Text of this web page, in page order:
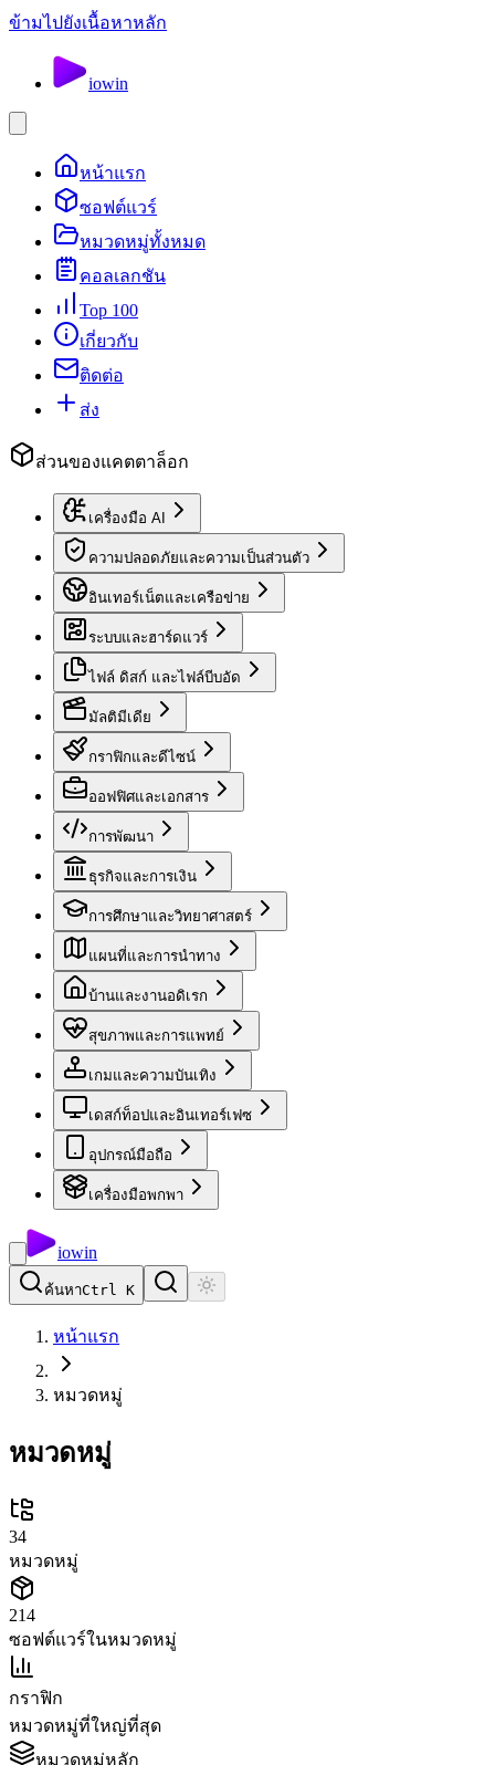
ข้ามไปยังเนื้อหาหลัก
iowin
หน้าแรก
ซอฟต์แวร์
หมวดหมู่ทั้งหมด
คอลเลกชัน
Top 100
เกี่ยวกับ
ติดต่อ
ส่ง
ส่วนของแคตตาล็อก
เครื่องมือ AI
ความปลอดภัยและความเป็นส่วนตัว
อินเทอร์เน็ตและเครือข่าย
ระบบและฮาร์ดแวร์
ไฟล์ ดิสก์ และไฟล์บีบอัด
มัลติมีเดีย
กราฟิกและดีไซน์
ออฟฟิศและเอกสาร
การพัฒนา
ธุรกิจและการเงิน
การศึกษาและวิทยาศาสตร์
แผนที่และการนำทาง
บ้านและงานอดิเรก
สุขภาพและการแพทย์
เกมและความบันเทิง
เดสก์ท็อปและอินเทอร์เฟซ
อุปกรณ์มือถือ
เครื่องมือพกพา
iowin
ค้นหาCtrl K
หน้าแรก
หมวดหมู่
หมวดหมู่
34
หมวดหมู่
214
ซอฟต์แวร์ในหมวดหมู่
กราฟิก
หมวดหมู่ที่ใหญ่ที่สุด
หมวดหมู่หลัก